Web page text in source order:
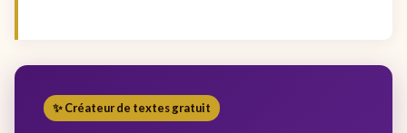
✨ Créateur de textes gratuit